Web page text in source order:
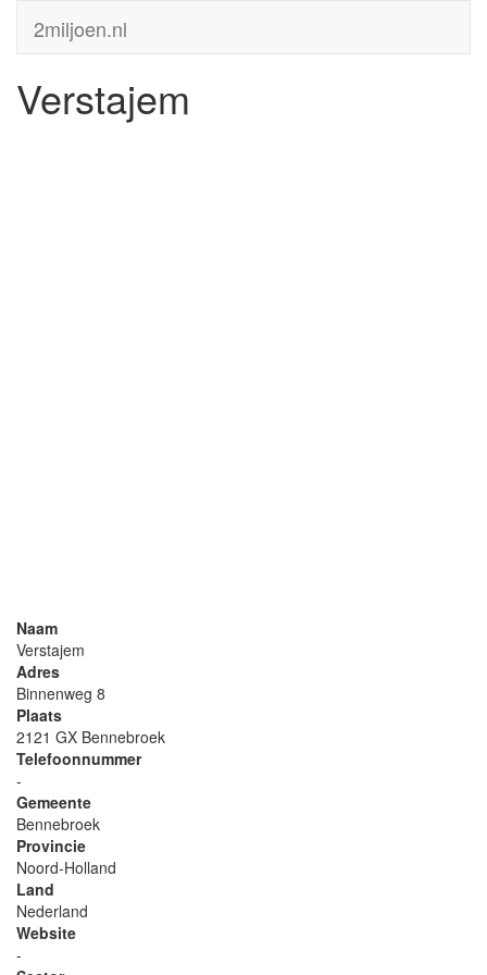
2miljoen.nl
Verstajem
Naam
Verstajem
Adres
Binnenweg 8
Plaats
2121 GX Bennebroek
Telefoonnummer
-
Gemeente
Bennebroek
Provincie
Noord-Holland
Land
Nederland
Website
-